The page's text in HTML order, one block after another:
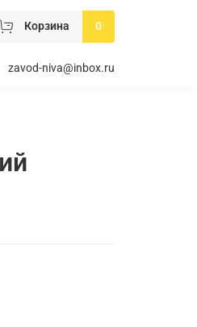
Корзина 0
zavod-niva@inbox.ru